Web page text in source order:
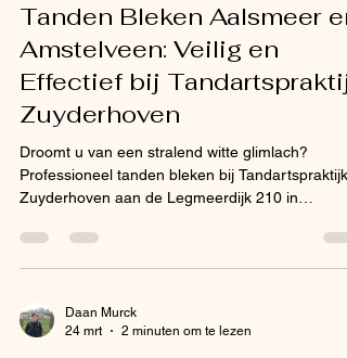
Tanden Bleken Aalsmeer en
Amstelveen: Veilig en
Effectief bij
Zuyderhoven
Droomt u van een stralend witte glimlach?
Professioneel tanden bleken bij Tandartspraktijk
Zuyderhoven aan de Legmeerdijk 210 in
praktijk ligt op slechts vijf minuten rijden van het
centrum van Aalsmeer via de N196. Patienten uit
van harte welkom voor een intake. Wat is
professioneel tanden bleken? Professioneel
Daan Murck
24 mrt
2 minuten om te lezen